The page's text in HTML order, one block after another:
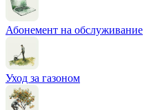
Абонемент на обслуживание
Уход за газоном